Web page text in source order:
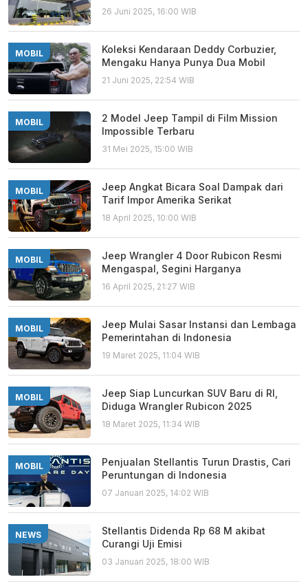
26 Juni 2025, 16:00 WIB
MOBIL
Koleksi Kendaraan Deddy Corbuzier,
Mengaku Hanya Punya Dua Mobil
21 Juni 2025, 22:54 WIB
MOBIL
2 Model Jeep Tampil di Film Mission
Impossible Terbaru
31 Mei 2025, 15:00 WIB
MOBIL
Jeep Angkat Bicara Soal Dampak dari
Tarif Impor Amerika Serikat
18 April 2025, 10:00 WIB
MOBIL
Jeep Wrangler 4 Door Rubicon Resmi
Mengaspal, Segini Harganya
16 April 2025, 21:27 WIB
MOBIL
Jeep Mulai Sasar Instansi dan Lembaga
Pemerintahan di Indonesia
19 Maret 2025, 11:04 WIB
MOBIL
Jeep Siap Luncurkan SUV Baru di RI,
Diduga Wrangler Rubicon 2025
18 Maret 2025, 11:34 WIB
MOBIL
Penjualan Stellantis Turun Drastis, Cari
Peruntungan di Indonesia
07 Januari 2025, 14:02 WIB
NEWS
Stellantis Didenda Rp 68 M akibat
Curangi Uji Emisi
03 Januari 2025, 18:00 WIB